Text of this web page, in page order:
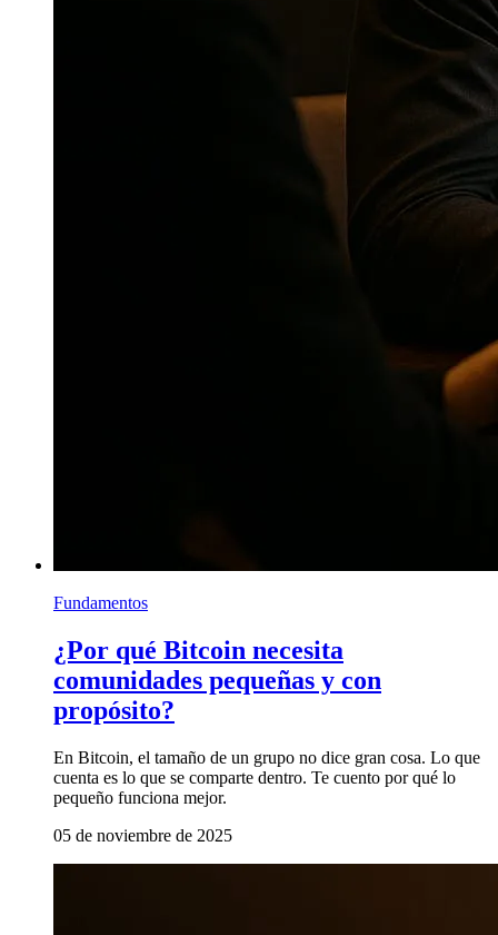
Fundamentos
¿Por qué Bitcoin necesita
comunidades pequeñas y con
propósito?
En Bitcoin, el tamaño de un grupo no dice gran cosa. Lo que
cuenta es lo que se comparte dentro. Te cuento por qué lo
pequeño funciona mejor.
05 de noviembre de 2025